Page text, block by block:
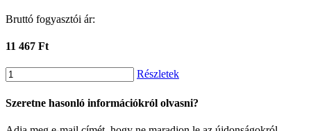
Bruttó fogyasztói ár:
11 467 Ft
Részletek
Szeretne hasonló információkról olvasni?